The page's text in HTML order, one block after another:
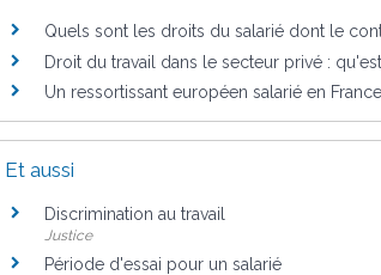
Quels sont les droits du salarié dont le
Droit du travail dans le secteur privé :
Un ressortissant européen salarié en
Et aussi
Discrimination au travail
Justice
Période d'essai pour un salarié